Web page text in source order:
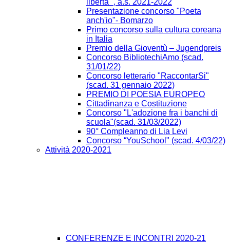
liberta'", a.s. 2021-2022
Presentazione concorso "Poeta
anch'io"- Bomarzo
Primo concorso sulla cultura coreana
in Italia
Premio della Gioventù – Jugendpreis
Concorso BibliotechiAmo (scad.
31/01/22)
Concorso letterario "RaccontarSi"
(scad. 31 gennaio 2022)
PREMIO DI POESIA EUROPEO
Cittadinanza e Costituzione
Concorso "L'adozione fra i banchi di
scuola"(scad. 31/03/2022)
90° Compleanno di Lia Levi
Concorso “YouSchool" (scad. 4/03/22)
Attività 2020-2021
CONFERENZE E INCONTRI 2020-21